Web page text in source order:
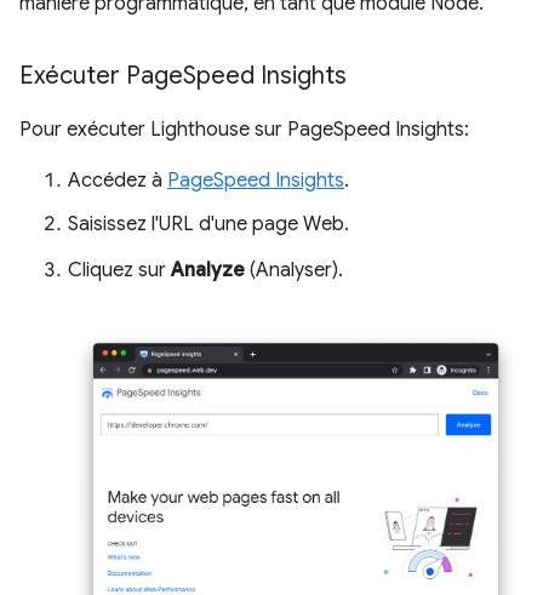
Exécuter PageSpeed Insights
Pour exécuter Lighthouse sur PageSpeed Insights:
Accédez à PageSpeed Insights.
Saisissez l'URL d'une page Web.
Cliquez surAnalyze (Analyser).